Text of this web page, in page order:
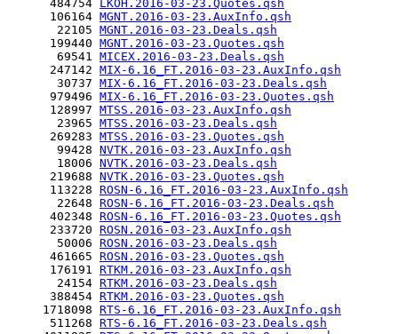
      484754
LKOH.2016-03-23.Quotes.qsh
      106164
MGNT.2016-03-23.AuxInfo.qsh
       22105
MGNT.2016-03-23.Deals.qsh
      199440
MGNT.2016-03-23.Quotes.qsh
       69541
MICEX.2016-03-23.Deals.qsh
      247142
MIX-6.16_FT.2016-03-23.AuxInfo.qsh
       30737
MIX-6.16_FT.2016-03-23.Deals.qsh
      979496
MIX-6.16_FT.2016-03-23.Quotes.qsh
      128997
MTSS.2016-03-23.AuxInfo.qsh
       23965
MTSS.2016-03-23.Deals.qsh
      269283
MTSS.2016-03-23.Quotes.qsh
       99428
NVTK.2016-03-23.AuxInfo.qsh
       18006
NVTK.2016-03-23.Deals.qsh
      219688
NVTK.2016-03-23.Quotes.qsh
      113228
ROSN-6.16_FT.2016-03-23.AuxInfo.qsh
       22648
ROSN-6.16_FT.2016-03-23.Deals.qsh
      402348
ROSN-6.16_FT.2016-03-23.Quotes.qsh
      233720
ROSN.2016-03-23.AuxInfo.qsh
       50006
ROSN.2016-03-23.Deals.qsh
      461665
ROSN.2016-03-23.Quotes.qsh
      176191
RTKM.2016-03-23.AuxInfo.qsh
       24154
RTKM.2016-03-23.Deals.qsh
      388454
RTKM.2016-03-23.Quotes.qsh
     1718098
RTS-6.16_FT.2016-03-23.AuxInfo.qsh
      511268
RTS-6.16_FT.2016-03-23.Deals.qsh